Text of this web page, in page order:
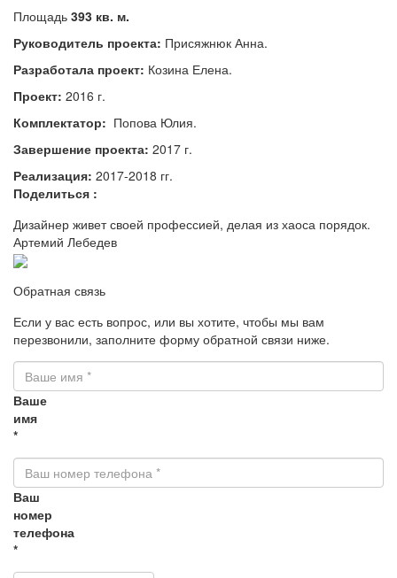
Площадь 393 кв. м.
Руководитель проекта: Присяжнюк Анна.
Разработала проект: Козина Елена.
Проект: 2016 г.
Комплектатор: Попова Юлия.
Завершение проекта: 2017 г.
Реализация: 2017-2018 гг.
Поделиться :
Дизайнер живет своей профессией, делая из хаоса порядок.
Артемий Лебедев
Обратная связь
Если у вас есть вопрос, или вы хотите, чтобы мы вам
перезвонили, заполните форму обратной связи ниже.
Ваше
имя
*
Ваш
номер
телефона
*